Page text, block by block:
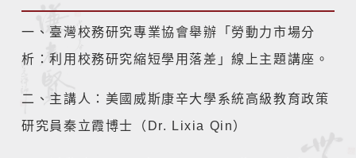
一、臺灣校務研究專業協會舉辦「勞動力市場分
析：利用校務研究縮短學用落差」線上主題講座。
二、主講人：美國威斯康辛大學系統高級教育政策
研究員秦立霞博士（Dr. Lixia Qin）